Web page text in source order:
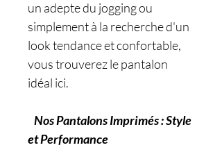
un adepte du jogging ou
simplement à la recherche d'un
look tendance et confortable,
vous trouverez le pantalon
idéal ici.
Nos Pantalons Imprimés : Style
et Performance